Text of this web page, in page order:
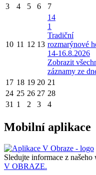
3 4 5 6 7
10 11 12 13
14
1
Tradiční
rozmarýnové
14-16.8.2026
Zobrazit
záznamy ze
17 18 19 20 21
24 25 26 27 28
31 1 2 3 4
Mobilní aplikace
Sledujte informace z našeho
V OBRAZE.